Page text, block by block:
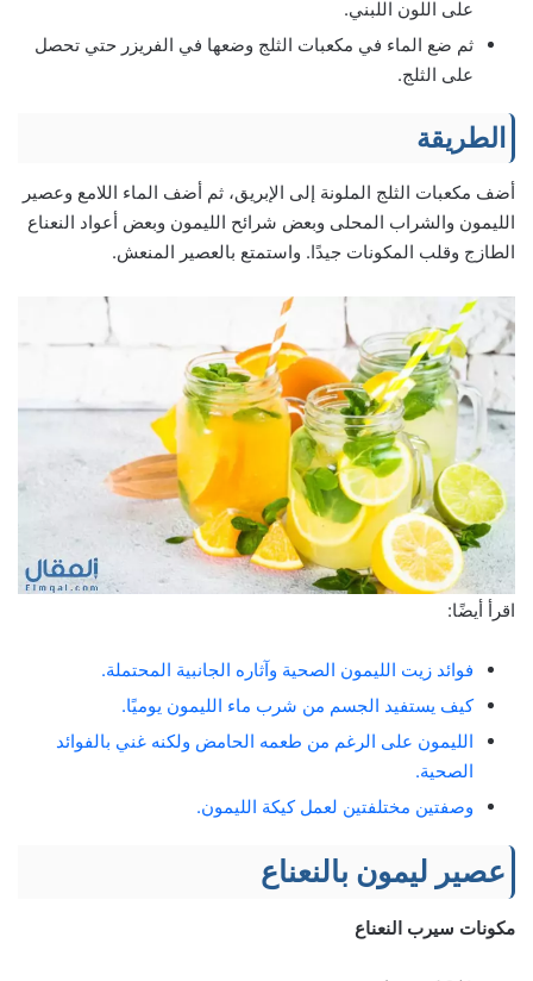
على اللون اللبني.
ثم ضع الماء في مكعبات الثلج وضعها في الفريزر حتي تحصل
على الثلج.
الطريقة
أضف مكعبات الثلج الملونة إلى الإبريق، ثم أضف الماء اللامع وعصير
الليمون والشراب المحلى وبعض شرائح الليمون وبعض أعواد النعناع
الطازج وقلب المكونات جيدًا. واستمتع بالعصير المنعش.
اقرأ أيضًا:
فوائد زيت الليمون الصحية وآثاره الجانبية المحتملة.
كيف يستفيد الجسم من شرب ماء الليمون يوميًا.
الليمون على الرغم من طعمه الحامض ولكنه غني بالفوائد
الصحية.
وصفتين مختلفتين لعمل كيكة الليمون.
عصير ليمون بالنعناع
مكونات سيرب النعناع